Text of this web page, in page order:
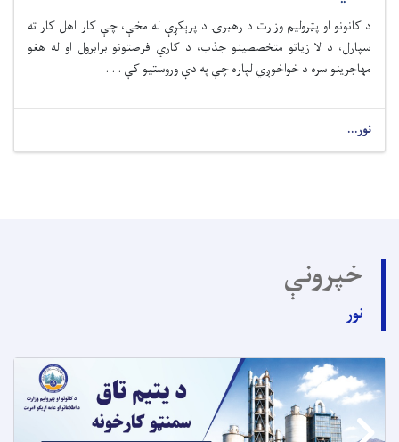
د کانونو او پټرولیم وزارت د رهبرۍ د پرېکړې له مخې، چې کار اهل کار ته
سپارل، د لا زیاتو متخصصینو جذب، د کاري فرصتونو برابرول او له هغو
مهاجرینو سره د خواخوږي لپاره چې په دې وروستیو کې . . .
نور...
خپرونې
نور